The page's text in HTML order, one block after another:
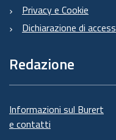
Privacy e Cookie
Dichiarazione di
Redazione
Informazioni sul Burert
e contatti